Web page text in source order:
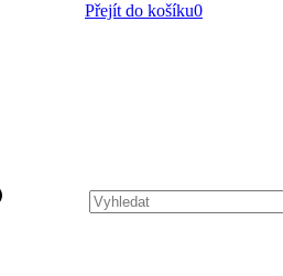
Přejít do košíku0